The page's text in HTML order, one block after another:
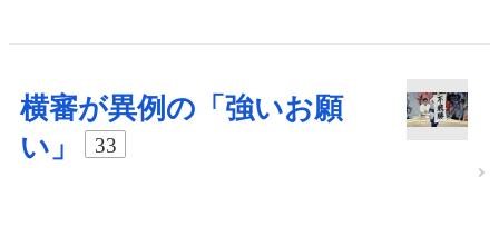
横審が異例の「強いお願
い」
33